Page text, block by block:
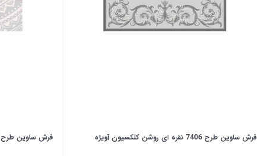
فرش ساوین طرح 7406 نقره ای روشن کلکسیون آویژه فرش ساوین طرح 7408 نقره ای روشن کلکسیون آویژه